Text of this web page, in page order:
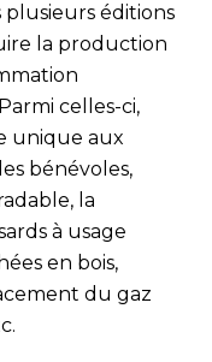
plusieurs éditions
la production
celles-ci,
unique aux
bénévoles,
la
à usage
en bois,
du gaz